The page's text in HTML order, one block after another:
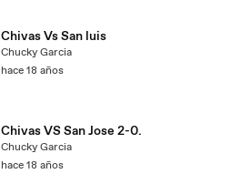
Chivas Vs San luis
Chucky Garcia
hace 18 años
Chivas VS San Jose 2-0.
Chucky Garcia
hace 18 años